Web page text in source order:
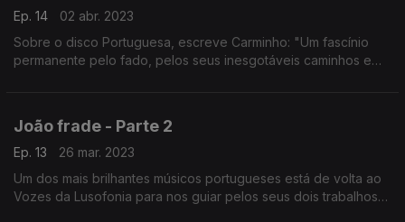
Ep. 14
02 abr. 2023
Sobre o disco Portuguesa, escreve Carminho: "Um fascínio
permanente pelo fado, pelos seus inesgotáveis caminhos e
João frade - Parte 2
Ep. 13
26 mar. 2023
Um dos mais brilhantes músicos portugueses está de volta ao
Vozes da Lusofonia para nos guiar pelos seus dois trabalhos